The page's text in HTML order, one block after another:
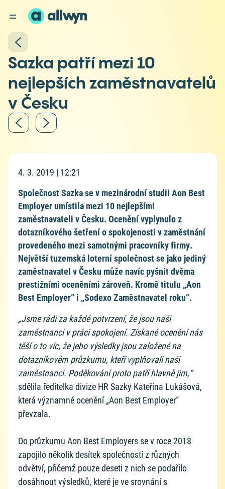
Sazka patří mezi 10
nejlepších zaměstnavatelů
v Česku
4. 3. 2019 | 12:21
Společnost Sazka se v mezinárodní studii Aon Best
Employer umístila mezi 10 nejlepšími
zaměstnavateli v Česku. Ocenění vyplynulo z
dotazníkového šetření o spokojenosti v zaměstnání
provedeného mezi samotnými pracovníky firmy.
Největší tuzemská loterní společnost se jako jediný
zaměstnavatel v Česku může navíc pyšnit dvěma
prestižními oceněními zároveň. Kromě titulu „Aon
Best Employer“ i „Sodexo Zaměstnavatel roku“.
„Jsme rádi za každé potvrzení, že jsou naši
zaměstnanci v práci spokojení. Získané ocenění nás
těší o to víc, že jeho výsledky jsou založené na
dotazníkovém průzkumu, kteří vyplňovali naši
zaměstnanci. Poděkování proto patří hlavně jim,“
sdělila ředitelka divize HR Sazky Kateřina Lukášová,
která významné ocenění „Aon Best Employer“
převzala.
Do průzkumu Aon Best Employers se v roce 2018
zapojilo několik desítek společností z různých
odvětví, přičemž pouze deseti z nich se podařilo
dosáhnout výsledků, které je ve srovnání s